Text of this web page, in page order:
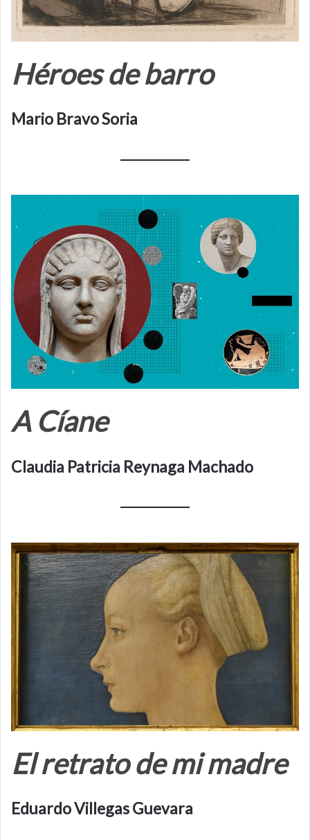
Héroes de barro
Mario Bravo Soria
A Cíane
Claudia Patricia Reynaga Machado
El retrato de mi madre
Eduardo Villegas Guevara